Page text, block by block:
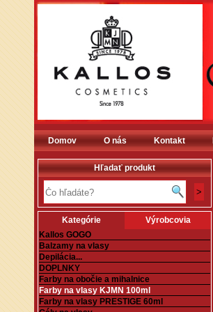
Domov O nás Kontakt
Hľadať produkt
Kategórie
Výrobcovia
Kallos GOGO
Balzamy na vlasy
Depilácia...
DOPLNKY
Farby na obočie a mihalnice
Farby na vlasy KJMN 100ml
Farby na vlasy PRESTIGE 60ml